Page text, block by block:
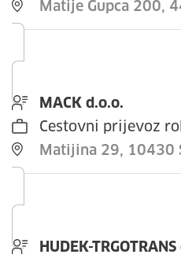
Matije Gupca 200,
Matijina 29, 10430
MACK d.o.o.
Cestovni prijevoz
HUDEK-